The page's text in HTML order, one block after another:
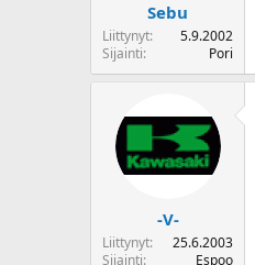
Sebu
Liittynyt
5.9.2002
Sijainti
Pori
-V-
Liittynyt
25.6.2003
Sijainti
Espoo